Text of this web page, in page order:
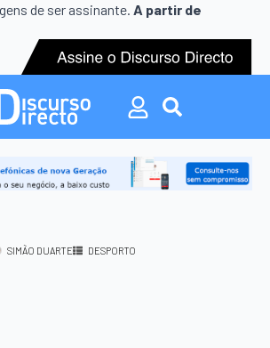
de ser assinante. A partir de
Search
for:
SIMÃO DUARTE DESPORTO